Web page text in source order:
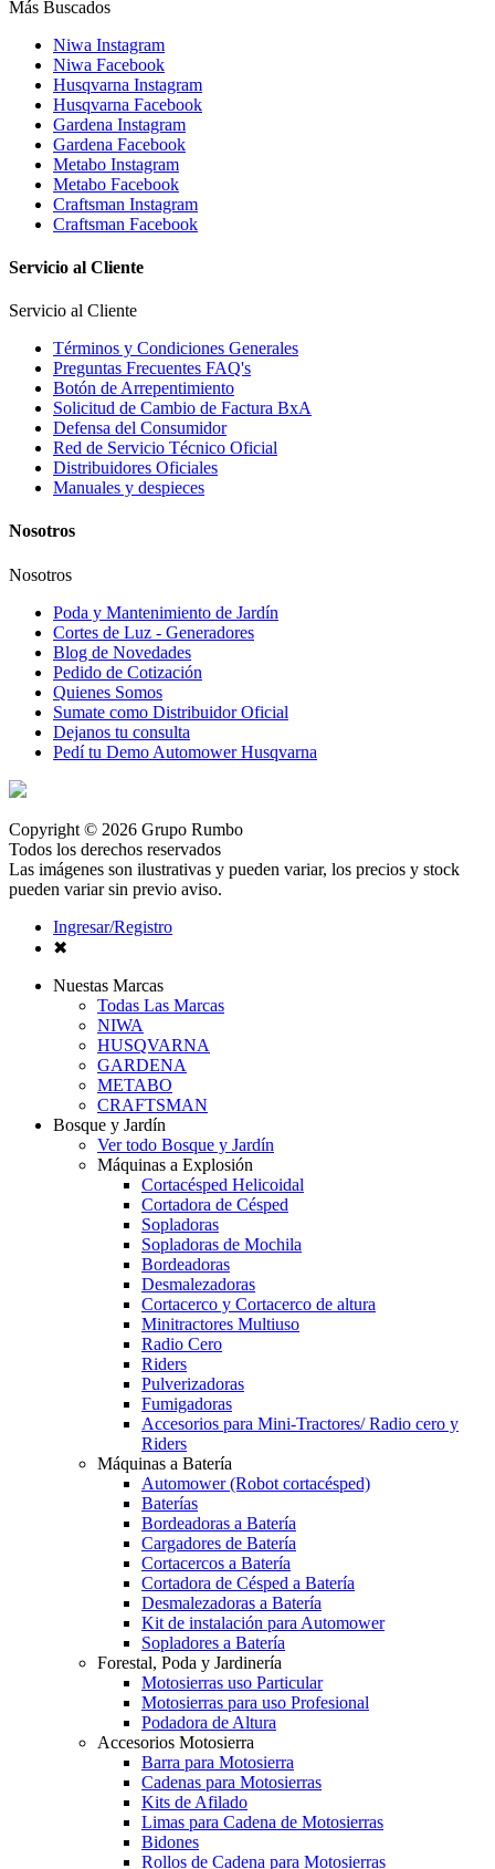
Más Buscados
Niwa Instagram
Niwa Facebook
Husqvarna Instagram
Husqvarna Facebook
Gardena Instagram
Gardena Facebook
Metabo Instagram
Metabo Facebook
Craftsman Instagram
Craftsman Facebook
Servicio al Cliente
Servicio al Cliente
Términos y Condiciones Generales
Preguntas Frecuentes FAQ's
Botón de Arrepentimiento
Solicitud de Cambio de Factura BxA
Defensa del Consumidor
Red de Servicio Técnico Oficial
Distribuidores Oficiales
Manuales y despieces
Nosotros
Nosotros
Poda y Mantenimiento de Jardín
Cortes de Luz - Generadores
Blog de Novedades
Pedido de Cotización
Quienes Somos
Sumate como Distribuidor Oficial
Dejanos tu consulta
Pedí tu Demo Automower Husqvarna
Copyright © 2026 Grupo Rumbo
Todos los derechos reservados
Las imágenes son ilustrativas y pueden variar, los precios y stock
pueden variar sin previo aviso.
Ingresar/Registro
✖
Nuestas Marcas
Todas Las Marcas
NIWA
HUSQVARNA
GARDENA
METABO
CRAFTSMAN
Bosque y Jardín
Ver todo Bosque y Jardín
Máquinas a Explosión
Cortacésped Helicoidal
Cortadora de Césped
Sopladoras
Sopladoras de Mochila
Bordeadoras
Desmalezadoras
Cortacerco y Cortacerco de altura
Minitractores Multiuso
Radio Cero
Riders
Pulverizadoras
Fumigadoras
Accesorios para Mini-Tractores/ Radio cero y
Riders
Máquinas a Batería
Automower (Robot cortacésped)
Baterías
Bordeadoras a Batería
Cargadores de Batería
Cortacercos a Batería
Cortadora de Césped a Batería
Desmalezadoras a Batería
Kit de instalación para Automower
Sopladores a Batería
Forestal, Poda y Jardinería
Motosierras uso Particular
Motosierras para uso Profesional
Podadora de Altura
Accesorios Motosierra
Barra para Motosierra
Cadenas para Motosierras
Kits de Afilado
Limas para Cadena de Motosierras
Bidones
Rollos de Cadena para Motosierras